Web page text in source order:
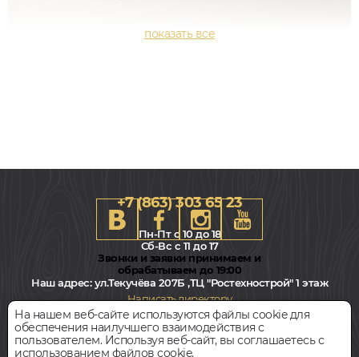
100x2000, 22мм
Прямой, Водостойкий
Цена за 1 метр 988руб.
+7 (863) 303 65 23
Пн-Пт с 10 до 18
Сб-Вс с 11 до 17
Звонки и заявки принимаем и
обрабатываем до 19:00
Наш адрес:ул.Текучёва 207Б ,ТЦ "Ростехнострой" 1 этаж
Написать директору
Всегда свободная парковка
На нашем веб-сайте используются файлы cookie для
обеспечения наилучшего взаимодействия с
пользователем. Используя веб-сайт, вы соглашаетесь с
использованием файлов cookie.